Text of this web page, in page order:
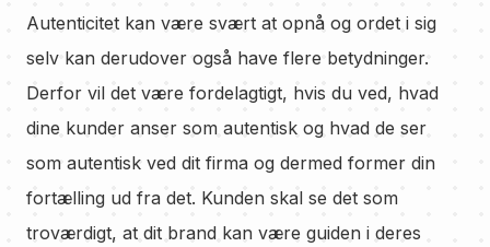
Autenticitet kan være svært at opnå og ordet i sig
selv kan derudover også have flere betydninger.
Derfor vil det være fordelagtigt, hvis du ved, hvad
dine kunder anser som autentisk og hvad de ser
som autentisk ved dit firma og dermed former din
fortælling ud fra det. Kunden skal se det som
troværdigt, at dit brand kan være guiden i deres